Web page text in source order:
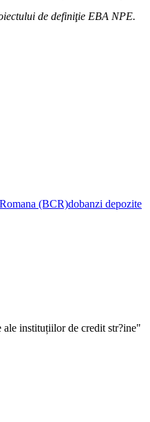
de definiţie EBA NPE.
(BCR)dobanzi depozite
instituțiilor de credit str?ine"